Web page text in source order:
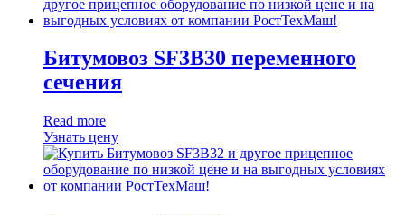
Битумовоз SF3B30 переменного
сечения
Read more
Узнать цену